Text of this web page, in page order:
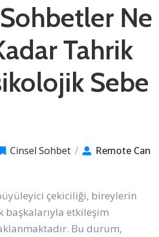
Ne
Tahrik
Sebe
Cinsel Sohbet /
Remote Can
çekiciliği, bireylerin
etkileşim
Bu durum,